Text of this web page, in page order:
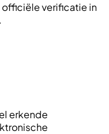
officiële verificatie in
erkende